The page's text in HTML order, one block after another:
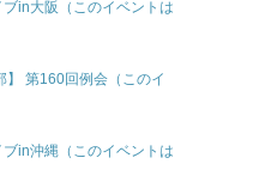
in大阪（このイベントは
】 第160回例会（このイ
in沖縄（このイベントは